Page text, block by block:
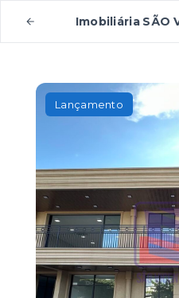
Imobiliária SÃO
Lançamento